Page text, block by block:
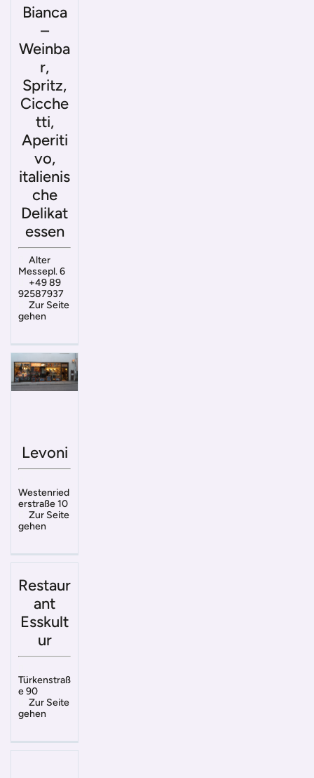
Bianca
–
Weinba
r,
Spritz,
Cicche
tti,
Aperiti
vo,
italienis
che
Delikat
essen
Alter
Messepl. 6
+49 89
92587937
Zur Seite
gehen
Levoni
Westenried
erstraße 10
Zur Seite
gehen
Restaur
ant
Esskult
ur
Türkenstraß
e 90
Zur Seite
gehen